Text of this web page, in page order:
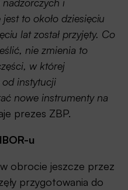
i
to około dziesięciu
lat został przyjęty. Co
nie zmienia to
w której
od instytucji
nowe instrumenty na
prezes ZBP.
u
obrocie jeszcze przez
przygotowania do